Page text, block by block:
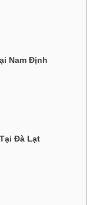
Nam Định
Đà Lạt